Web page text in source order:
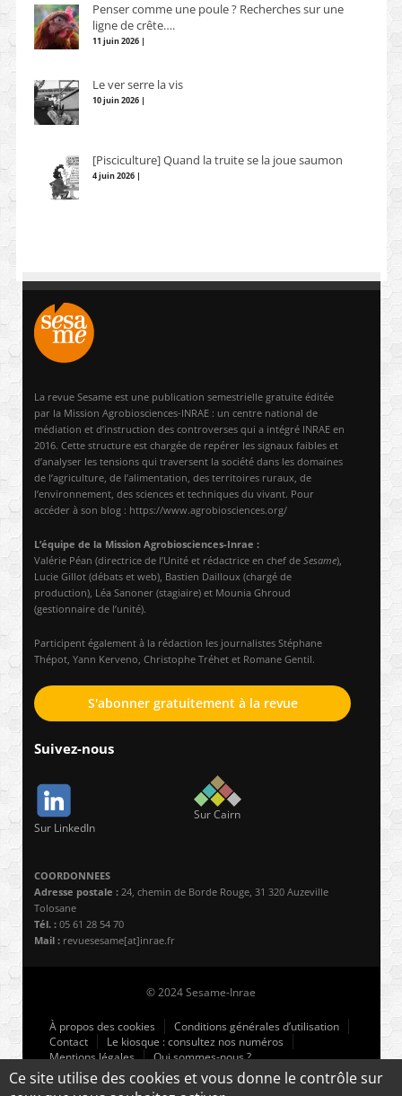
Penser comme une poule ? Recherches sur une
ligne de crête….
11 juin 2026 |
Le ver serre la vis
10 juin 2026 |
[Pisciculture] Quand la truite se la joue saumon
4 juin 2026 |
La revue Sesame est une publication semestrielle gratuite éditée
par la Mission Agrobiosciences-INRAE : un centre national de
médiation et d’instruction des controverses qui a intégré INRAE en
2016. Cette structure est chargée de repérer les signaux faibles et
d’analyser les tensions qui traversent la société dans les domaines
de l’agriculture, de l’alimentation, des territoires ruraux, de
l’environnement, des sciences et techniques du vivant. Pour
accéder à son blog : https://www.agrobiosciences.org/
L’équipe de la Mission Agrobiosciences-Inrae :
Valérie Péan (directrice de l’Unité et rédactrice en chef de Sesame),
Lucie Gillot (débats et web), Bastien Dailloux (chargé de
production), Léa Sanoner (stagiaire) et Mounia Ghroud
(gestionnaire de l’unité).
Participent également à la rédaction les journalistes Stéphane
Thépot, Yann Kerveno, Christophe Tréhet et Romane Gentil.
S'abonner gratuitement à la revue
Suivez-nous
Sur LinkedIn
Sur Cairn
COORDONNEES
Adresse postale : 24, chemin de Borde Rouge, 31 320 Auzeville
Tolosane
Tél. : 05 61 28 54 70
Mail : revuesesame[at]inrae.fr
© 2024 Sesame-Inrae
À propos des cookies
Conditions générales d’utilisation
Contact
Le kiosque : consultez nos numéros
Mentions légales
Qui sommes-nous ?
Ce site utilise des cookies et vous donne le contrôle sur